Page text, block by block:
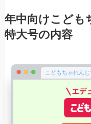
年中向けこども
特大号の内容
こどもちゃれん